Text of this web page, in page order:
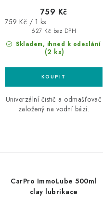
Skladem, ihned k odeslání
(2 ks)
627 Kč bez DPH
759 Kč
Měrná
759 Kč / 1 ks
Univerzální čistič a odmašťovač
založený na vodní bázi.
CarPro ImmoLube 500ml
clay lubrikace